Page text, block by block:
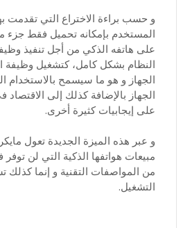
و حسب براءة الاختراع التي تقدمت
المستخدم بإمكانه تحميل فقط جزء
على هاتفه الذكي من أجل تنفيذ
النظام بشكل كامل، كتشغيل وظيفة
الجهاز و هو ما سيسمح بالاستخدام
الجهاز بالإضافة كذلك إلى الاقتصاد
على إيجابيات كثيرة أخرى.
و عبر هذه الميزة الجديدة تعول
مبيعات هواتفها الذكية التي لن
من المواصفات التقنية و إنما كذلك
التشغيل.